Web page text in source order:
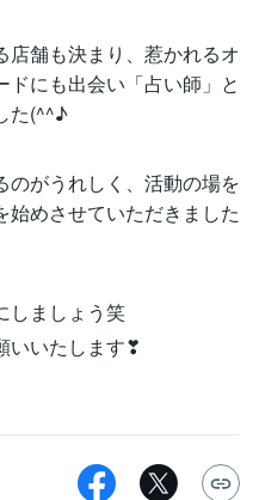
店舗も決まり、惹かれるオ
にも出会い「占い師」と
た(^^♪
のがうれしく、活動の場を
始めさせていただきました
しましょう笑
いいたします❣